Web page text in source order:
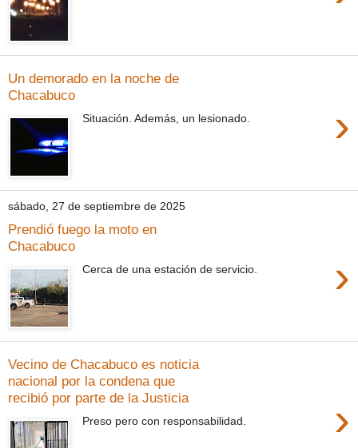
Un demorado en la noche de
Chacabuco
›
Situación. Además, un lesionado.
sábado, 27 de septiembre de 2025
Prendió fuego la moto en
Chacabuco
›
Cerca de una estación de servicio.
Vecino de Chacabuco es noticia
nacional por la condena que
recibió por parte de la Justicia
›
Preso pero con responsabilidad.